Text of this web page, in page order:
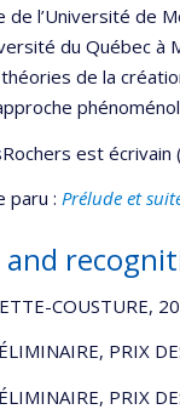
de l’Université de
du Québec
de la
est
paru : Prélude et
and
COUSTURE,
PRIX
PRIX